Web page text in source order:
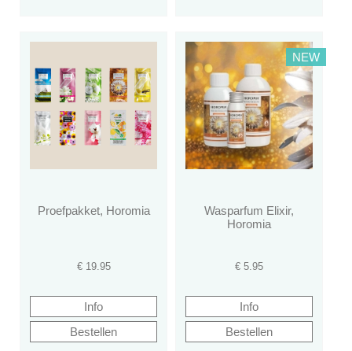
Proefpakket, Horomia
€ 19.95
NEW
Wasparfum Elixir,
Horomia
€5.95